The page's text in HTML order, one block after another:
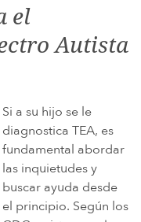
el
Autista
Si a su hijo se le
diagnostica TEA, es
fundamental abordar
las inquietudes y
buscar ayuda desde
el principio. Según los